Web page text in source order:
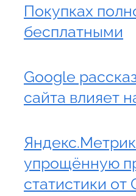
Покупках
бесплатными
Google
сайта влияет
упрощённую
статистики от